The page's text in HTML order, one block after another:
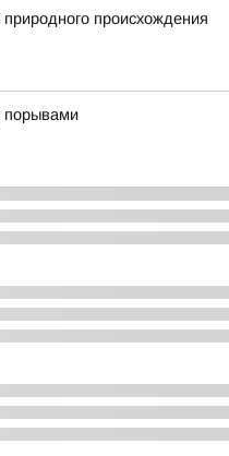
происхождения
порывами